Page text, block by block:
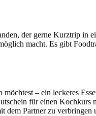
der gerne Kurztrip in
macht. Es gibt
– ein leckeres
für einen
Partner zu verbringen